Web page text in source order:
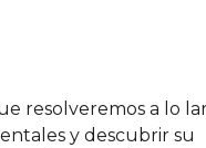
resolveremos a lo
y descubrir su